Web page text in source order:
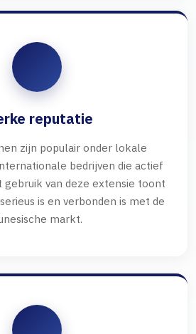
reputatie
zijn populair onder lokale
bedrijven die actief
gebruik van deze extensie toont
is en verbonden is met de
markt.